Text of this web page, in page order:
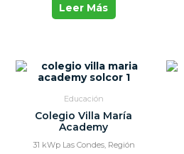
Leer Más
Educación
Colegio Villa María
Academy
31 kWp Las Condes, Región